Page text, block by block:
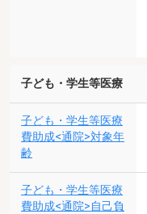
子ども・学生等医療
子ども・学生等医療
費助成<通院>対象年
齢
子ども・学生等医療
費助成<通院>自己負